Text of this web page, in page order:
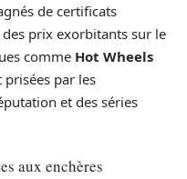
de certificats
prix exorbitants sur le
comme Hot Wheels
par les
et des séries
aux enchères